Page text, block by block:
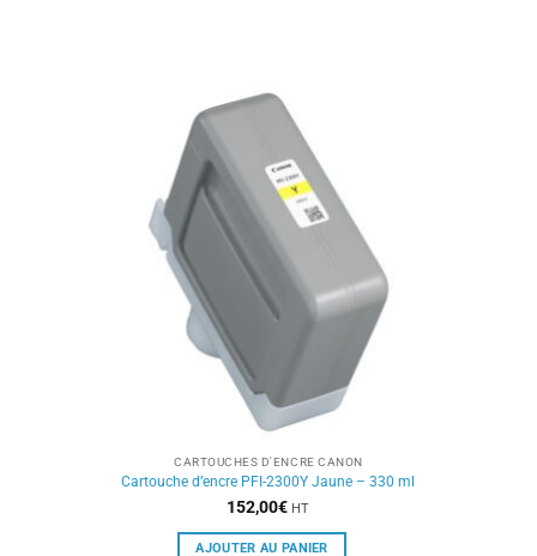
CARTOUCHES D'ENCRE CANON
Cartouche d’encre PFI-2300Y Jaune – 330 ml
152,00€ HT
AJOUTER AU PANIER